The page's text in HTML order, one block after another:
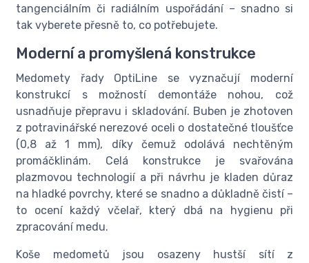
tangenciálním či radiálním uspořádání – snadno si
tak vyberete přesně to, co potřebujete.
Moderní a promyšlená konstrukce
Medomety řady OptiLine se vyznačují moderní
konstrukcí s možností demontáže nohou, což
usnadňuje přepravu i skladování. Buben je zhotoven
z potravinářské nerezové oceli o dostatečné tloušťce
(0,8 až 1 mm), díky čemuž odolává nechtěným
promáčklinám. Celá konstrukce je svařována
plazmovou technologií a při návrhu je kladen důraz
na hladké povrchy, které se snadno a důkladně čistí –
to ocení každý včelař, který dbá na hygienu při
zpracování medu.
Koše medometů jsou osazeny hustší sítí z